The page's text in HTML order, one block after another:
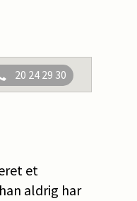
20 24 29 30
et
aldrig har